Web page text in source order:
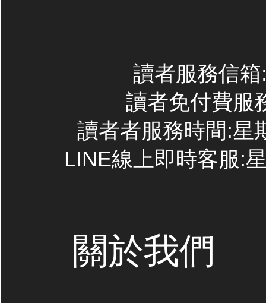
讀者服務信
讀者免付費服
讀者者服務時間:星
LINE線上即時客服:
關於我們